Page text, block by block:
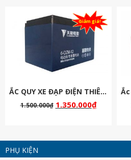
Giảm giá!
ẮC QUY XE ĐẠP ĐIỆN THIÊN NĂNG 48V-12AH
1.500.000₫ 1.350.000₫
PHỤ KIỆN